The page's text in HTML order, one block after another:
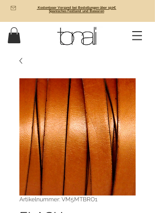
Kostenloser Versand bei Bestellungen über 150€
Spanisches Festland und Balearen
Artikelnummer: VM5MTBRO1